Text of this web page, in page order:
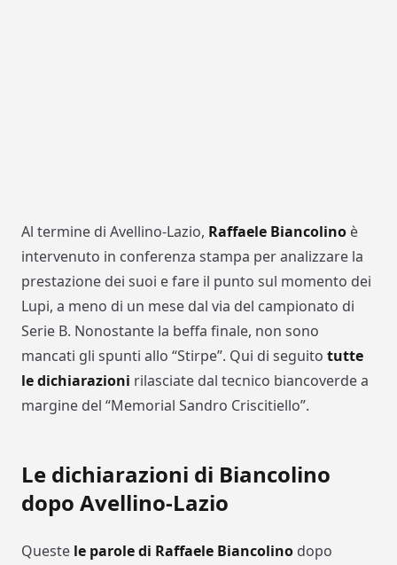
Al termine di Avellino-Lazio, Raffaele Biancolino è
intervenuto in conferenza stampa per analizzare la
prestazione dei suoi e fare il punto sul momento dei
Lupi, a meno di un mese dal via del campionato di
Serie B. Nonostante la beffa finale, non sono
mancati gli spunti allo “Stirpe”. Qui di seguito tutte
le dichiarazioni rilasciate dal tecnico biancoverde a
margine del “Memorial Sandro Criscitiello”.
Le dichiarazioni di Biancolino
dopo Avellino-Lazio
Queste le parole di Raffaele Biancolino dopo